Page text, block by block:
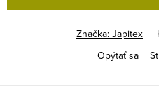
Značka: Japitex
Opýtať sa